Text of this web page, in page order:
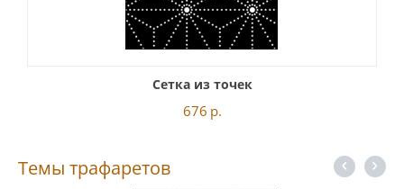
Сетка из точек
676 р.
Темы трафаретов